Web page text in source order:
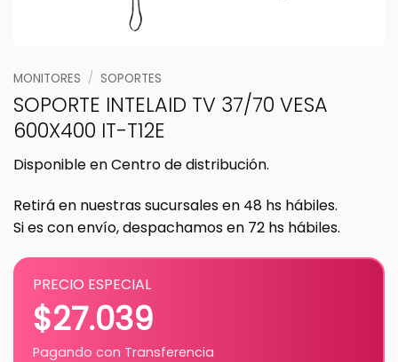
MONITORES / SOPORTES
SOPORTE INTELAID TV 37/70 VESA
600X400 IT-T12E
Disponible en Centro de distribución.
Retirá en nuestras sucursales en 48 hs hábiles.
Si es con envío, despachamos en 72 hs hábiles.
PRECIO ESPECIAL
$27.039
Pagando con Transferencia